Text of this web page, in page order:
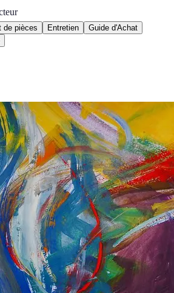
de pièces Entretien
Guide d'Achat